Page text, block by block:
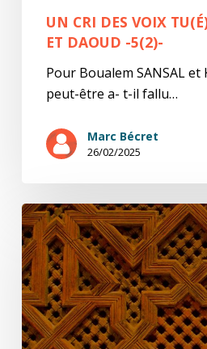
UN CRI DES VOIX
ET DAOUD -5(2)-
Pour Boualem SANSAL et
peut-être a- t-il fallu…
Marc Bécret
26/02/2025
Un
cri
des
voix
tu(é)es:
Boualem
et